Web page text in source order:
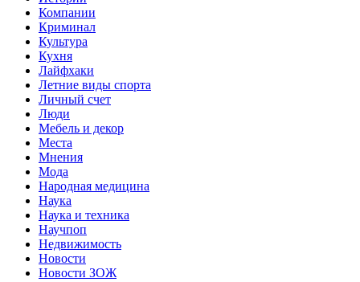
Компании
Криминал
Культура
Кухня
Лайфхаки
Летние виды спорта
Личный счет
Люди
Мебель и декор
Места
Мнения
Мода
Народная медицина
Наука
Наука и техника
Научпоп
Недвижимость
Новости
Новости ЗОЖ